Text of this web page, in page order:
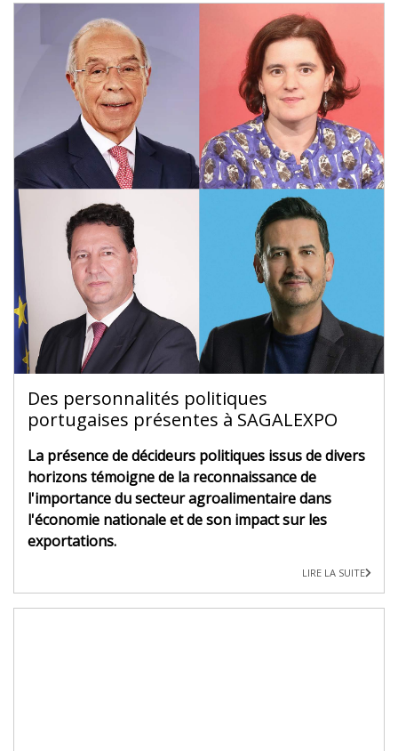
Des personnalités politiques
portugaises présentes à SAGALEXPO
La présence de décideurs politiques issus de divers
horizons témoigne de la reconnaissance de
l'importance du secteur agroalimentaire dans
l'économie nationale et de son impact sur les
exportations.
LIRE LA SUITE